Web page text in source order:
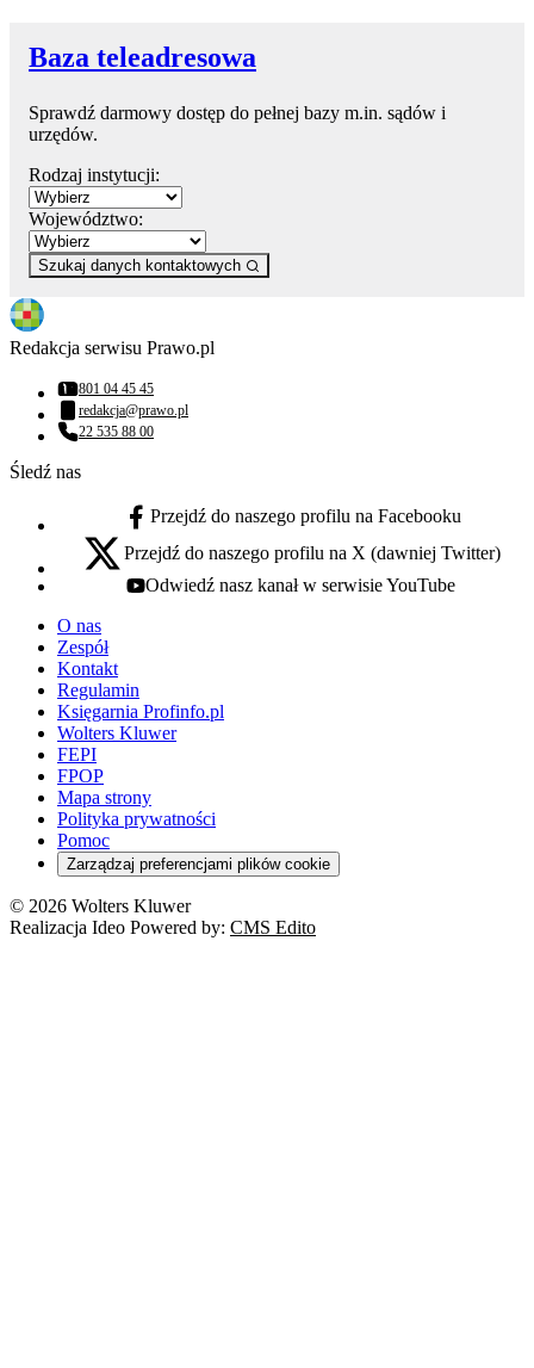
Baza teleadresowa
Sprawdź darmowy dostęp do pełnej bazy m.in. sądów i
urzędów.
Rodzaj instytucji:
Województwo:
Szukaj danych kontaktowych
Redakcja serwisu Prawo.pl
Numer telefonu:
801 04 45 45
Adres email:
redakcja@prawo.pl
Numer telefonu:
22 535 88 00
Śledź nas
facebook - otwiera się w nowej karcie
Przejdź do naszego profilu na Facebooku
x - otwiera się w nowej karcie
Przejdź do naszego profilu na X (dawniej Twitter)
youtube - otwiera się w nowej karcie
Odwiedź nasz kanał w serwisie YouTube
O nas
Zespół
Kontakt
Regulamin
Księgarnia Profinfo.pl
Wolters Kluwer
FEPI
FPOP
Mapa strony
Polityka prywatności
Pomoc
Zarządzaj preferencjami plików cookie
© 2026 Wolters Kluwer
Realizacja Ideo Powered by: CMS Edito